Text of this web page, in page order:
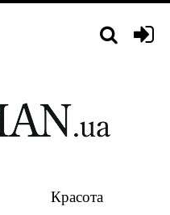
Красота